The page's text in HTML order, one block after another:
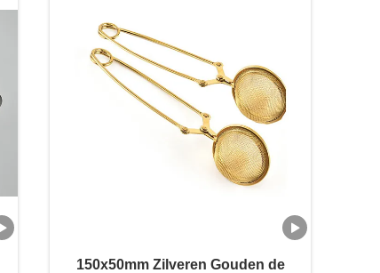
150x50mm Zilveren Gouden de